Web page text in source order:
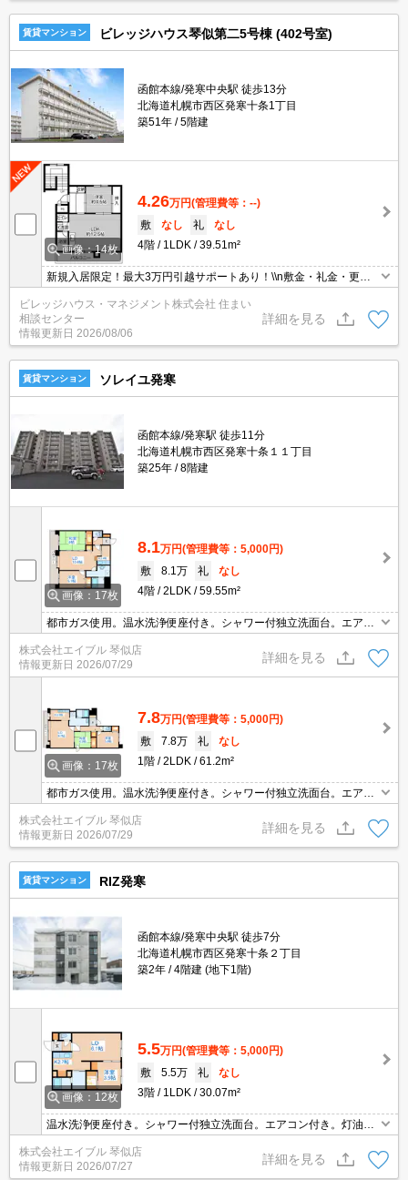
賃貸マンション ビレッジハウス琴似第二5号棟 (402号室)
函館本線/発寒中央駅 徒歩13分
北海道札幌市西区発寒十条1丁目
築51年
5階建
画像：14枚
4.26万円(管理費等：--)
敷
なし 礼
なし
4階
1LDK 39.51m²
新規入居限定！最大3万円引越サポートあり！\\n敷金・礼金・更新
料・鍵交換手数料0円！※契約内容や審査の結果、敷金をお預かり
する場合がございます。
ビレッジハウス・マネジメント株式会社 住まい
相談センター
情報更新日 2026/08/06
詳細を見る
賃貸マンション ソレイユ発寒
函館本線/発寒駅 徒歩11分
北海道札幌市西区発寒十条１１丁目
築25年
8階建
画像：17枚
8.1万円(管理費等：5,000円)
敷
8.1万 礼
なし
4階
2LDK 59.55m²
都市ガス使用。温水洗浄便座付き。シャワー付独立洗面台。エアコ
ン付き。トランクルームあり。エレベーターあり。駐輪場有。バル
コニー。クローゼット付。シューズボックス付き。初期費用カード
払い可。
株式会社エイブル 琴似店
情報更新日 2026/07/29
詳細を見る
画像：17枚
7.8万円(管理費等：5,000円)
敷
7.8万 礼
なし
1階
2LDK 61.2m²
都市ガス使用。温水洗浄便座付き。シャワー付独立洗面台。エアコ
ン付き。インターネット接続設備あり。エレベーターあり。駐輪場
有。バルコニー。トランクルームあり。クローゼット付。初期費用
カード払い可。
株式会社エイブル 琴似店
情報更新日 2026/07/29
詳細を見る
賃貸マンション RIZ発寒
函館本線/発寒中央駅 徒歩7分
北海道札幌市西区発寒十条２丁目
築2年
4階建 (地下1階)
画像：12枚
5.5万円(管理費等：5,000円)
敷
5.5万 礼
なし
3階
1LDK 30.07m²
温水洗浄便座付き。シャワー付独立洗面台。エアコン付き。灯油F
F。インターネット無料。オートロック。エレベーターあり。宅配
ボックスあり。TVインターホン付き。防犯カメラ。初期費用カード
払い可。
株式会社エイブル 琴似店
情報更新日 2026/07/27
詳細を見る